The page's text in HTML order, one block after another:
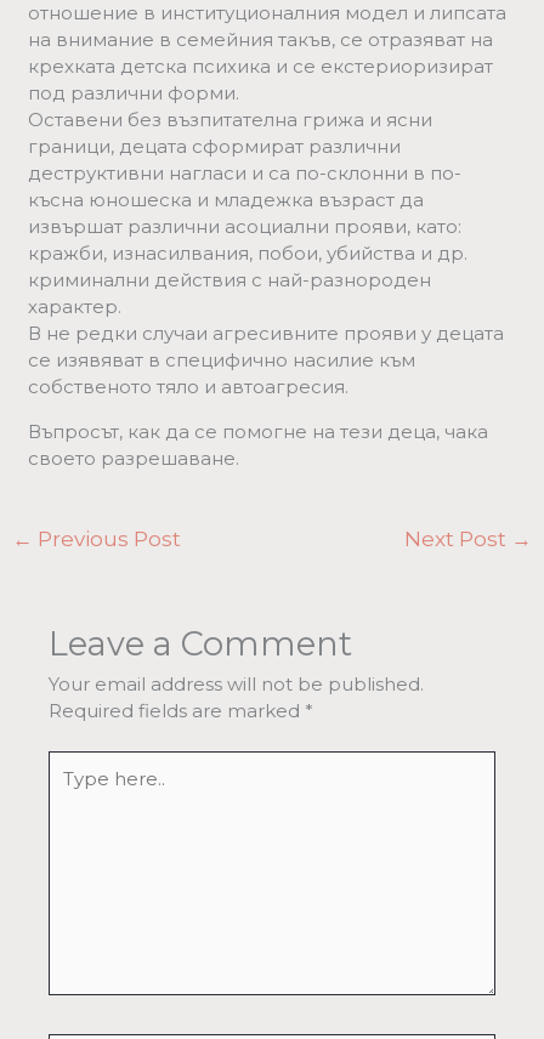
отношение в институционалния модел и липсата
на внимание в семейния такъв, се отразяват на
крехката детска психика и се екстериоризират
под различни форми.
Оставени без възпитателна грижа и ясни
граници, децата сформират различни
деструктивни нагласи и са по-склонни в по-
късна юношеска и младежка възраст да
извършат различни асоциални прояви, като:
кражби, изнасилвания, побои, убийства и др.
криминални действия с най-разнороден
характер.
В не редки случаи агресивните прояви у децата
се изявяват в специфично насилие към
собственото тяло и автоагресия.
Въпросът, как да се помогне на тези деца, чака
своето разрешаване.
← Previous Post Next Post →
Leave a Comment
Your email address will not be published.
Required fields are marked *
here..